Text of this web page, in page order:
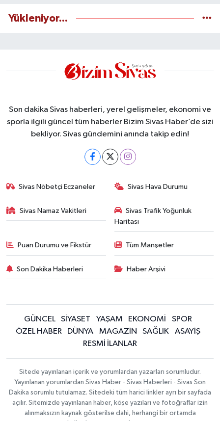
Yükleniyor...
Son dakika Sivas haberleri, yerel gelişmeler, ekonomi ve
sporla ilgili güncel tüm haberler Bizim Sivas Haber’de sizi
bekliyor. Sivas gündemini anında takip edin!
Sivas Nöbetçi Eczaneler Sivas Hava Durumu
Sivas Namaz Vakitleri
Sivas Trafik Yoğunluk
Haritası
Puan Durumu ve Fikstür Tüm Manşetler
Son Dakika Haberleri Haber Arşivi
GÜNCEL SİYASET YAŞAM EKONOMİ
SPOR
ÖZEL HABER
DÜNYA MAGAZİN SAĞLIK
ASAYİŞ
RESMİ İLANLAR
Sitede yayınlanan içerik ve yorumlardan yazarları sorumludur.
Yayınlanan yorumlardan Sivas Haber - Sivas Haberleri - Sivas Son
Dakika sorumlu tutulamaz. Sitedeki tüm harici linkler ayrı bir sayfada
açılır. Sitemizde yayınlanan haber, köşe yazıları ve fotoğraflar izin
alınmaksızın kaynak gösterilse dahi, herhangi bir ortamda